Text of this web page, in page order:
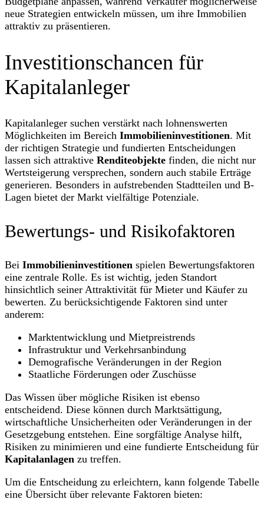
neue Strategien entwickeln müssen, um ihre Immobilien
attraktiv zu präsentieren.
Investitionschancen für
Kapitalanleger
Kapitalanleger suchen verstärkt nach lohnenswerten
Möglichkeiten im Bereich Immobilieninvestitionen. Mit
der richtigen Strategie und fundierten Entscheidungen
lassen sich attraktive Renditeobjekte finden, die nicht nur
Wertsteigerung versprechen, sondern auch stabile Erträge
generieren. Besonders in aufstrebenden Stadtteilen und B-
Lagen bietet der Markt vielfältige Potenziale.
Bewertungs- und Risikofaktoren
Bei Immobilieninvestitionen spielen Bewertungsfaktoren
eine zentrale Rolle. Es ist wichtig, jeden Standort
hinsichtlich seiner Attraktivität für Mieter und Käufer zu
bewerten. Zu berücksichtigende Faktoren sind unter
anderem:
Marktentwicklung und Mietpreistrends
Infrastruktur und Verkehrsanbindung
Demografische Veränderungen in der Region
Staatliche Förderungen oder Zuschüsse
Das Wissen über mögliche Risiken ist ebenso
entscheidend. Diese können durch Marktsättigung,
wirtschaftliche Unsicherheiten oder Veränderungen in der
Gesetzgebung entstehen. Eine sorgfältige Analyse hilft,
Risiken zu minimieren und eine fundierte Entscheidung für
Kapitalanlagen zu treffen.
Um die Entscheidung zu erleichtern, kann folgende Tabelle
eine Übersicht über relevante Faktoren bieten: